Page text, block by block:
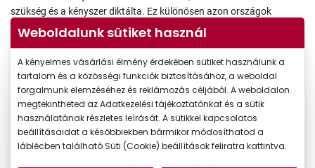
szükség és a kényszer diktálta. Ez különösen azon országok
esetében volt igaz, amelyek megszállás alá kerültek. A textil- és
divatszalon alapanyag hiány miatt kénytelen volt bezárni. A
hagyományos konfekció ruhadarabok száma drasztikusan
csökkent, az általános áruhiány miatt pedig sokak nem is tudtak
válogatni: azt kellett viselniük, ami éppen elérhető volt.
Sokan az 1940-es évek divatját a sikkes elegancia, az egyszerűség
és a funkcionális jelzőkel írják le, azonban mindenképpen érdemes
Weboldalunk sütiket használ
A kényelmes vásárlási élmény érdekében sütiket használunk a
tartalom és a közösségi funkciók biztosításához, a weboldal
forgalmunk elemzéséhez és reklámozás céljából. A weboldalon
megtekintheted az Adatkezelési tájékoztatónkat és a sütik
használatának részletes leírását. A sütikkel kapcsolatos
beállításaidat a későbbiekben bármikor módosíthatod a
láblécben található Süti (Cookie) beállítások feliratra kattintva.